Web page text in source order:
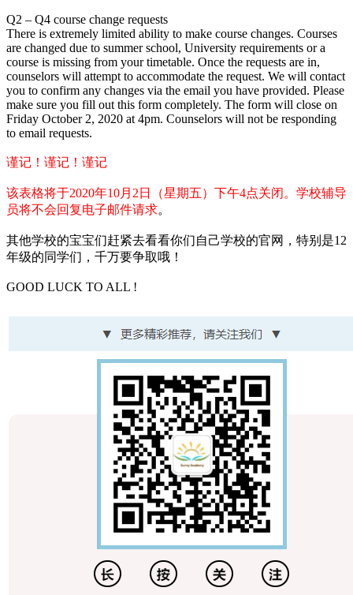
Q2 – Q4 course change requests
There is extremely limited ability to make course changes. Courses
are changed due to summer school, University requirements or a
course is missing from your timetable. Once the requests are in,
counselors will attempt to accommodate the request. We will contact
you to confirm any changes via the email you have provided. Please
make sure you fill out this form completely. The form will close on
Friday October 2, 2020 at 4pm. Counselors will not be responding
to email requests.
谨记！谨记！谨记
该表格将于2020年10月2日（星期五）下午4点关闭。学校辅导
员将不会回复电子邮件请求。
其他学校的宝宝们赶紧去看看你们自己学校的官网，特别是12
年级的同学们，千万要争取哦！
GOOD LUCK TO ALL !